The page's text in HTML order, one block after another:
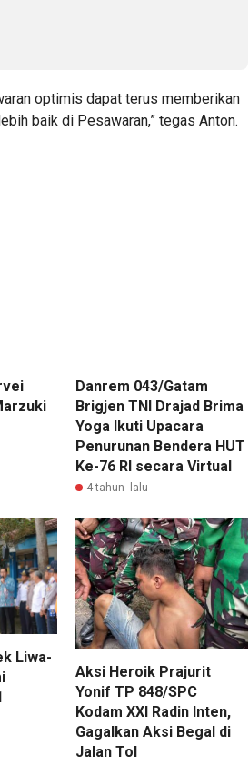
optimis dapat terus memberikan
baik di Pesawaran,” tegas Anton.
Danrem 043/Gatam
Brigjen TNI Drajad Brima
Yoga Ikuti Upacara
Penurunan Bendera HUT
Ke-76 RI secara Virtual
4 tahun lalu
Liwa-
Aksi Heroik Prajurit
Yonif TP 848/SPC
Kodam XXI Radin Inten,
Gagalkan Aksi Begal di
Jalan Tol